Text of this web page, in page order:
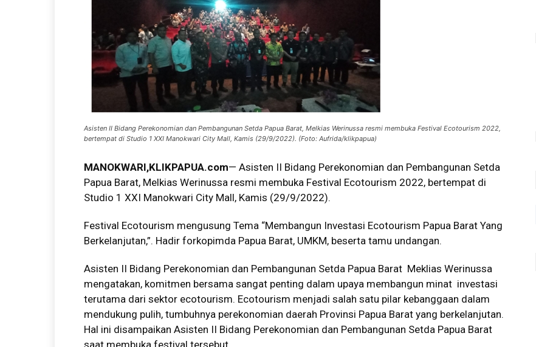
Asisten II Bidang Perekonomian dan Pembangunan Setda Papua Barat, Melkias Werinussa resmi membuka Festival Ecotourism 2022,
bertempat di Studio 1 XXI Manokwari City Mall, Kamis (29/9/2022). (Foto: Aufrida/klikpapua)
MANOKWARI,KLIKPAPUA.com— Asisten II Bidang Perekonomian dan Pembangunan Setda
Papua Barat, Melkias Werinussa resmi membuka Festival Ecotourism 2022, bertempat di
Studio 1 XXI Manokwari City Mall, Kamis (29/9/2022).
Festival Ecotourism mengusung Tema “Membangun Investasi Ecotourism Papua Barat Yang
Berkelanjutan,”. Hadir forkopimda Papua Barat, UMKM, beserta tamu undangan.
Asisten II Bidang Perekonomian dan Pembangunan Setda Papua Barat Meklias Werinussa
mengatakan, komitmen bersama sangat penting dalam upaya membangun minat investasi
terutama dari sektor ecotourism. Ecotourism menjadi salah satu pilar kebanggaan dalam
mendukung pulih, tumbuhnya perekonomian daerah Provinsi Papua Barat yang berkelanjutan.
Hal ini disampaikan Asisten II Bidang Perekonomian dan Pembangunan Setda Papua Barat
saat membuka festival tersebut.